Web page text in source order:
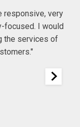
responsive, very
focused. I would
the services of